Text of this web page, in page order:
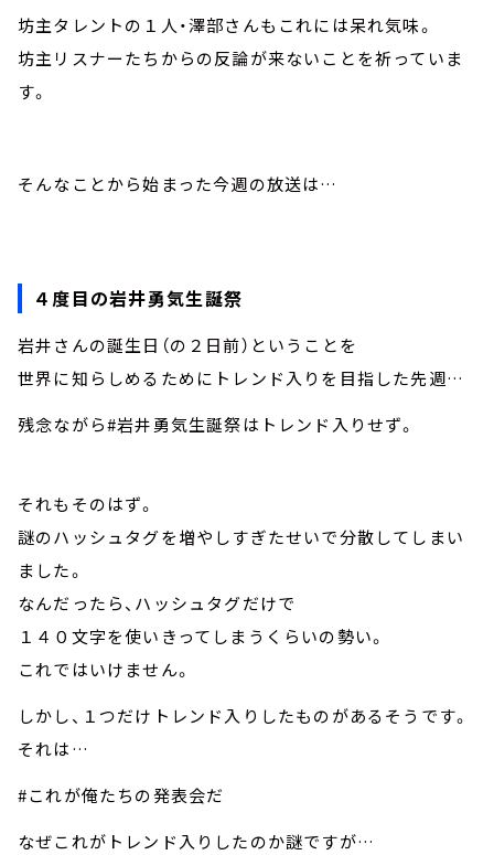
坊主タレントの１人・澤部さんもこれには呆れ気味。
坊主リスナーたちからの反論が来ないことを祈っていま
す。
そんなことから始まった今週の放送は…
４度目の岩井勇気生誕祭
岩井さんの誕生日（の２日前）ということを
世界に知らしめるためにトレンド入りを目指した先週…
残念ながら#岩井勇気生誕祭はトレンド入りせず。
それもそのはず。
謎のハッシュタグを増やしすぎたせいで分散してしまい
ました。
なんだったら、ハッシュタグだけで
１４０文字を使いきってしまうくらいの勢い。
これではいけません。
しかし、１つだけトレンド入りしたものがあるそうです。
それは…
#これが俺たちの発表会だ
なぜこれがトレンド入りしたのか謎ですが…